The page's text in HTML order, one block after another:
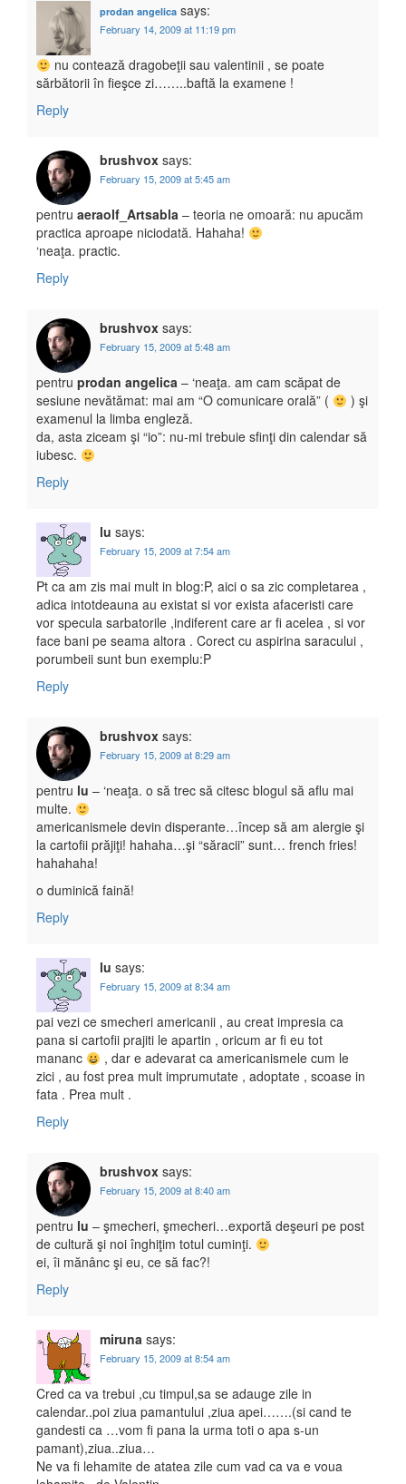
prodan angelica says:
February 14, 2009 at 11:19 pm
nu contează dragobeţii sau valentinii , se poate
sărbătorii în fieşce zi……..baftă la examene !
Reply
brushvox says:
February 15, 2009 at 5:45 am
pentru aeraolf_Artsabla – teoria ne omoară: nu apucăm
practica aproape niciodată. Hahaha!
‘neaţa. practic.
Reply
brushvox says:
February 15, 2009 at 5:48 am
pentru prodan angelica – ‘neaţa. am cam scăpat de
sesiune nevătămat: mai am “O comunicare orală” (
) şi
examenul la limba engleză.
da, asta ziceam şi “io”: nu-mi trebuie sfinţi din calendar să
iubesc.
Reply
lu says:
February 15, 2009 at 7:54 am
Pt ca am zis mai mult in blog:P, aici o sa zic completarea ,
adica intotdeauna au existat si vor exista afaceristi care
vor specula sarbatorile ,indiferent care ar fi acelea , si vor
face bani pe seama altora . Corect cu aspirina saracului ,
porumbeii sunt bun exemplu:P
Reply
brushvox says:
February 15, 2009 at 8:29 am
pentru lu – ‘neaţa. o să trec să citesc blogul să aflu mai
multe.
americanismele devin disperante…încep să am alergie şi
la cartofii prăjiţi! hahaha…şi “săracii” sunt… french fries!
hahahaha!
o duminică faină!
Reply
lu says:
February 15, 2009 at 8:34 am
pai vezi ce smecheri americanii , au creat impresia ca
pana si cartofii prajiti le apartin , oricum ar fi eu tot
mananc
, dar e adevarat ca americanismele cum le
zici , au fost prea mult imprumutate , adoptate , scoase in
fata . Prea mult .
Reply
brushvox says:
February 15, 2009 at 8:40 am
pentru lu – şmecheri, şmecheri…exportă deşeuri pe post
de cultură şi noi înghiţim totul cuminţi.
ei, îi mănânc şi eu, ce să fac?!
Reply
miruna says:
February 15, 2009 at 8:54 am
Cred ca va trebui ,cu timpul,sa se adauge zile in
calendar..poi ziua pamantului ,ziua apei…….(si cand te
gandesti ca …vom fi pana la urma toti o apa s-un
pamant),ziua..ziua…
Ne va fi lehamite de atatea zile cum vad ca va e voua